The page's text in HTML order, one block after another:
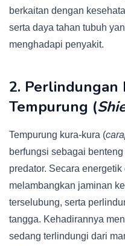
berkaitan dengan
serta daya tahan tubuh
menghadapi penyakit.
2. Perlindungan
Tempurung (
Tempurung kura-kura (
berfungsi sebagai
predator. Secara
melambangkan jaminan
terselubung, serta
tangga. Kehadirannya
sedang terlindungi dari